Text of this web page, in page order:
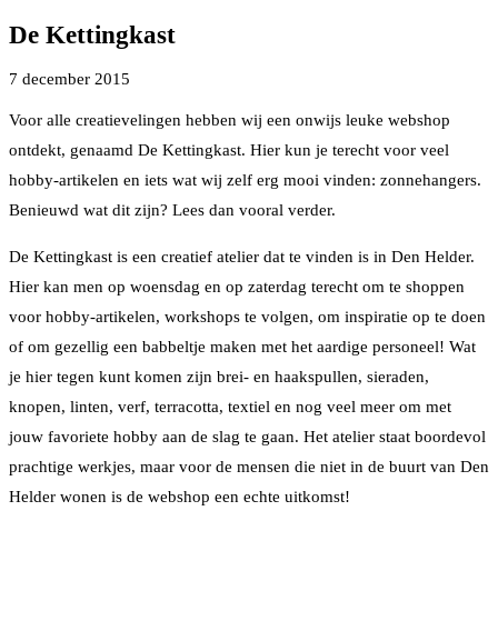
De Kettingkast
7 december 2015
Voor alle creatievelingen hebben wij een onwijs leuke webshop
ontdekt, genaamd De Kettingkast. Hier kun je terecht voor veel
hobby-artikelen en iets wat wij zelf erg mooi vinden: zonnehangers.
Benieuwd wat dit zijn? Lees dan vooral verder.
De Kettingkast is een creatief atelier dat te vinden is in Den Helder.
Hier kan men op woensdag en op zaterdag terecht om te shoppen
voor hobby-artikelen, workshops te volgen, om inspiratie op te doen
of om gezellig een babbeltje maken met het aardige personeel! Wat
je hier tegen kunt komen zijn brei- en haakspullen, sieraden,
knopen, linten, verf, terracotta, textiel en nog veel meer om met
jouw favoriete hobby aan de slag te gaan. Het atelier staat boordevol
prachtige werkjes, maar voor de mensen die niet in de buurt van Den
Helder wonen is de webshop een echte uitkomst!